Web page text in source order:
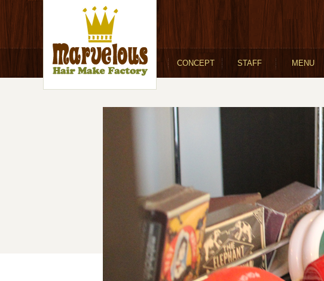
CONCEPT STAFF MENU